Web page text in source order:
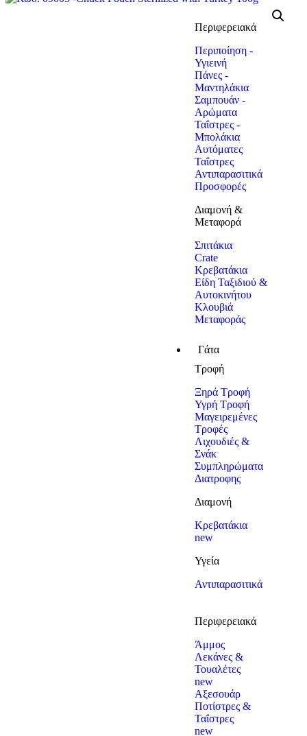
Περιφερειακά
Περιποίηση -
Υγιεινή
Πάνες -
Μαντηλάκια
Σαμπουάν -
Αρώματα
Ταΐστρες -
Μπολάκια
Αυτόματες
Ταΐστρες
Αντιπαρασιτικά
Προσφορές
Διαμονή &
Μεταφορά
Σπιτάκια
Crate
Κρεβατάκια
Είδη Ταξιδιού &
Αυτοκινήτου
Κλουβιά
Μεταφοράς
Γάτα
Τροφή
Ξηρά Τροφή
Υγρή Τροφή
Μαγειρεμένες
Τροφές
Λιχουδιές &
Σνάκ
Συμπληρώματα
Διατροφης
Διαμονή
Κρεβατάκια
new
Υγεία
Αντιπαρασιτικά
Περιφερειακά
Άμμος
Λεκάνες &
Τουαλέτες
new
Αξεσουάρ
Ποτίστρες &
Ταΐστρες
new